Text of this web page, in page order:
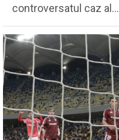
controversatul caz al…